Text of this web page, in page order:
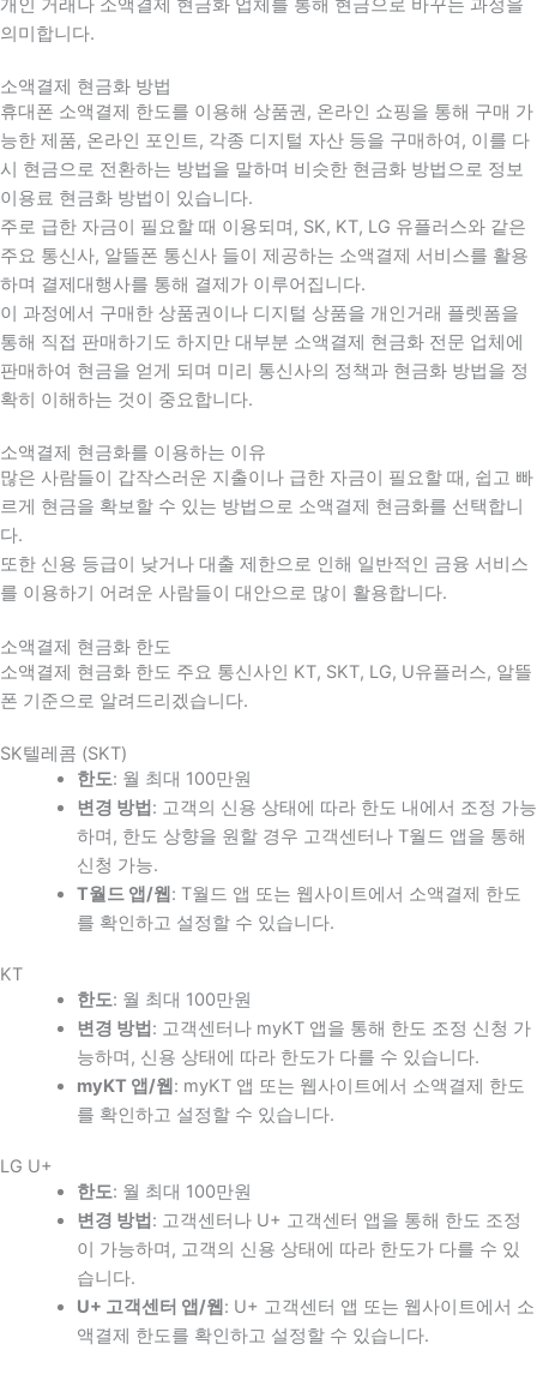
개인 거래나 소액결제 현금화 업체를 통해 현금으로 바꾸는 과정을
의미합니다.
소액결제 현금화 방법
휴대폰 소액결제 한도를 이용해 상품권, 온라인 쇼핑을 통해 구매 가
능한 제품, 온라인 포인트, 각종 디지털 자산 등을 구매하여, 이를 다
시 현금으로 전환하는 방법을 말하며 비슷한 현금화 방법으로 정보
이용료 현금화 방법이 있습니다.
주로 급한 자금이 필요할 때 이용되며, SK, KT, LG 유플러스와 같은
주요 통신사, 알뜰폰 통신사 들이 제공하는 소액결제 서비스를 활용
하며 결제대행사를 통해 결제가 이루어집니다.
이 과정에서 구매한 상품권이나 디지털 상품을 개인거래 플렛폼을
통해 직접 판매하기도 하지만 대부분 소액결제 현금화 전문 업체에
판매하여 현금을 얻게 되며 미리 통신사의 정책과 현금화 방법을 정
확히 이해하는 것이 중요합니다.
소액결제 현금화를 이용하는 이유
많은 사람들이 갑작스러운 지출이나 급한 자금이 필요할 때 , 쉽고 빠
르게 현금을 확보할 수 있는 방법으로 소액결제 현금화를 선택합니
다.
또한 신용 등급이 낮거나 대출 제한으로 인해 일반적인 금융 서비스
를 이용하기 어려운 사람들이 대안으로 많이 활용합니다.
소액결제 현금화 한도
소액결제 현금화 한도 주요 통신사인 KT, SKT, LG, U유플러스, 알뜰
폰 기준으로 알려드리겠습니다.
SK텔레콤 (SKT)
한도: 월 최대 100만원
변경 방법 : 고객의 신용 상태에 따라 한도 내에서 조정 가능
하며, 한도 상향을 원할 경우 고객센터나 T월드 앱을 통해
신청 가능.
T월드 앱/웹 : T월드 앱 또는 웹사이트에서 소액결제 한도
를 확인하고 설정할 수 있습니다.
KT
한도: 월 최대 100만원
변경 방법 : 고객센터나 myKT 앱을 통해 한도 조정 신청 가
능하며, 신용 상태에 따라 한도가 다를 수 있습니다.
myKT 앱/웹 : myKT 앱 또는 웹사이트에서 소액결제 한도
를 확인하고 설정할 수 있습니다.
LG U+
한도: 월 최대 100만원
변경 방법 : 고객센터나 U+ 고객센터 앱을 통해 한도 조정
이 가능하며, 고객의 신용 상태에 따라 한도가 다를 수 있
습니다.
U+ 고객센터 앱/웹 : U+ 고객센터 앱 또는 웹사이트에서 소
액결제 한도를 확인하고 설정할 수 있습니다.